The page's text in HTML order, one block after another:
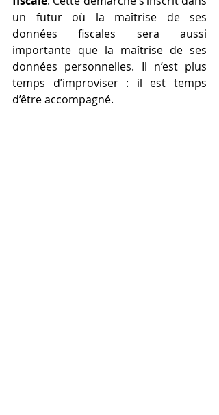
un futur où la maîtrise de ses
données fiscales sera aussi
importante que la maîtrise de ses
données personnelles. Il n’est plus
temps d’improviser : il est temps
d’être accompagné.